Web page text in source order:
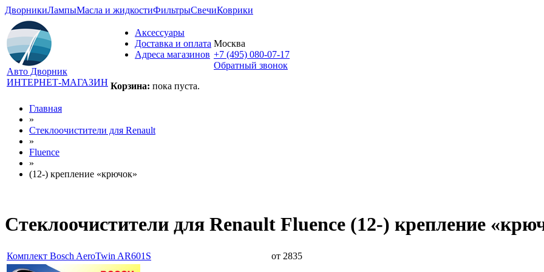
ДворникиЛампыМасла и жидкостиФильтрыСвечиКоврики
Авто Дворник
ИНТЕРНЕТ-МАГАЗИН
Аксессуары
Доставка и оплата
Адреса магазинов
Корзина: пока пуста.
Москва
+7 (495) 080-07-17
Обратный звонок
Главная
»
Стеклоочистители для Renault
»
Fluence
»
(12-) крепление «крючок»
Стеклоочистители для Renault Fluence (12-) крепление
Комплект Bosch AeroTwin AR601S от 2835